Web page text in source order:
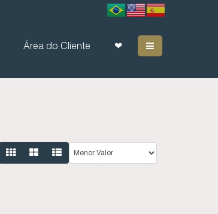
❤
Área do Cliente